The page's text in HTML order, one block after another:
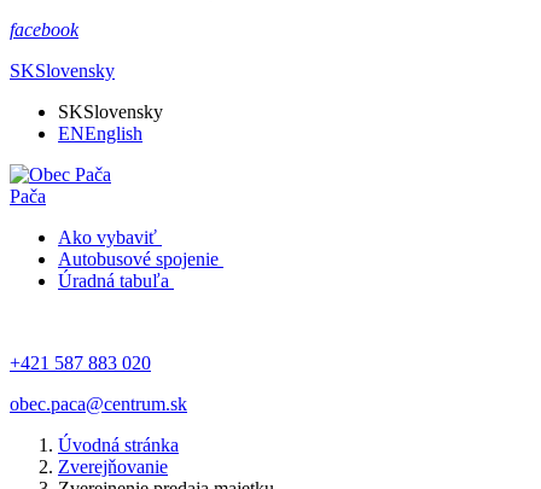
facebook
SKSlovensky
SKSlovensky
ENEnglish
Pača
Ako vybaviť
Autobusové spojenie
Úradná tabuľa
+421 587 883 020
obec.paca@centrum.sk
Úvodná stránka
Zverejňovanie